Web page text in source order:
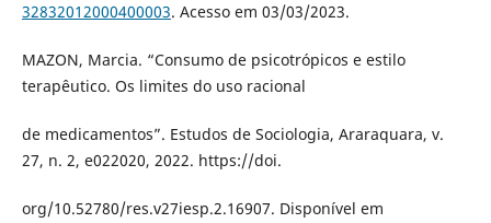
32832012000400003. Acesso em 03/03/2023.
MAZON, Marcia. “Consumo de psicotrópicos e estilo
terapêutico. Os limites do uso racional
de medicamentos”. Estudos de Sociologia, Araraquara, v.
27, n. 2, e022020, 2022. https://doi.
org/10.52780/res.v27iesp.2.16907. Disponível em